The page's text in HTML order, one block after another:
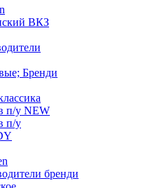
ВКЗ
Бренди
п/у NEW
п/у
бренди